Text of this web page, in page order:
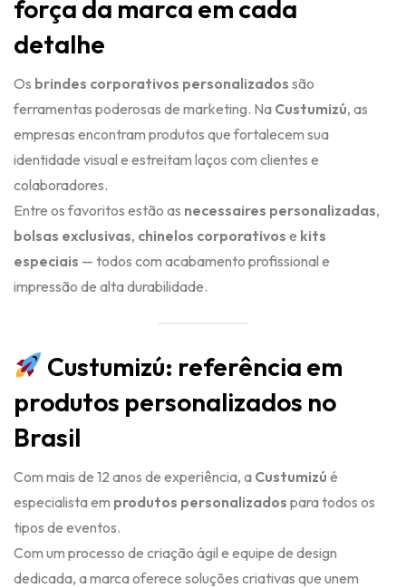
força da marca em cada
detalhe
Os brindes corporativos personalizados são
ferramentas poderosas de marketing. Na Custumizú, as
empresas encontram produtos que fortalecem sua
identidade visual e estreitam laços com clientes e
colaboradores.
Entre os favoritos estão as necessaires personalizadas,
bolsas exclusivas, chinelos corporativos e kits
especiais — todos com acabamento profissional e
impressão de alta durabilidade.
Custumizú: referência em
produtos personalizados no
Brasil
Com mais de 12 anos de experiência, a Custumizú é
especialista em produtos personalizados para todos os
tipos de eventos.
Com um processo de criação ágil e equipe de design
dedicada, a marca oferece soluções criativas que unem